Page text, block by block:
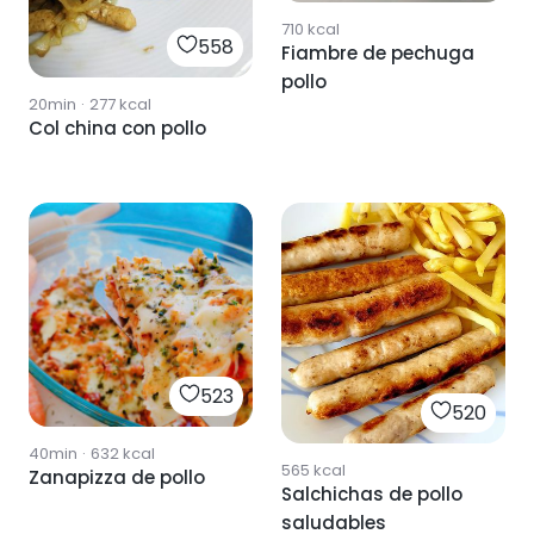
558
20min · 277kcal
Col china con pollo
710 kcal
Fiambre de pechuga
pollo
523
40min · 632kcal
Zanapizza de pollo
520
565 kcal
Salchichas de pollo
saludables